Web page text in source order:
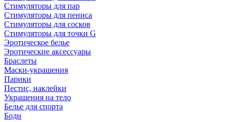
Стимуляторы для пар
Стимуляторы для пениса
Стимуляторы для сосков
Стимуляторы для точки G
Эротическое белье
Эротические аксессуары
Браслеты
Маски-украшения
Парики
Пестис, наклейки
Украшения на тело
Белье для спорта
Боди